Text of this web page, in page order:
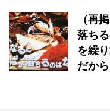
（再
落ち
を繰
だから